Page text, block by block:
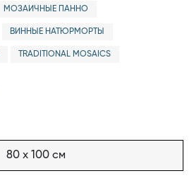
МОЗАИЧНЫЕ ПАННО
ВИННЫЕ НАТЮРМОРТЫ
TRADITIONAL MOSAICS
80 x 100 см